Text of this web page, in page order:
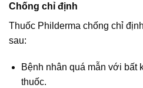
Chống chỉ định
Thuốc Philderma chống chỉ
sau:
Bệnh nhân quá mẫn với bất
thuốc.